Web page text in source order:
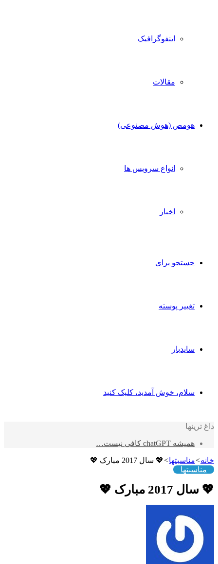
اینفوگرافیک
مقالات
هومص (هوش مصنوعی)
انواع سرویس ها
اخبار
جستجو برای
تغییر پوسته
سایدبار
سلام، خوش آمدید، کلیک کنید
داغ ترینها
همیشه chatGPT کافی نیست…
خانه>مناسبتها> 💖 سال 2017 مبارک 💖
مناسبتها
💖 سال 2017 مبارک 💖